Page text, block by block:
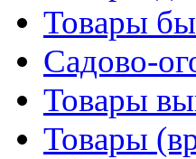
Товары
Садово-
Товары
Товары